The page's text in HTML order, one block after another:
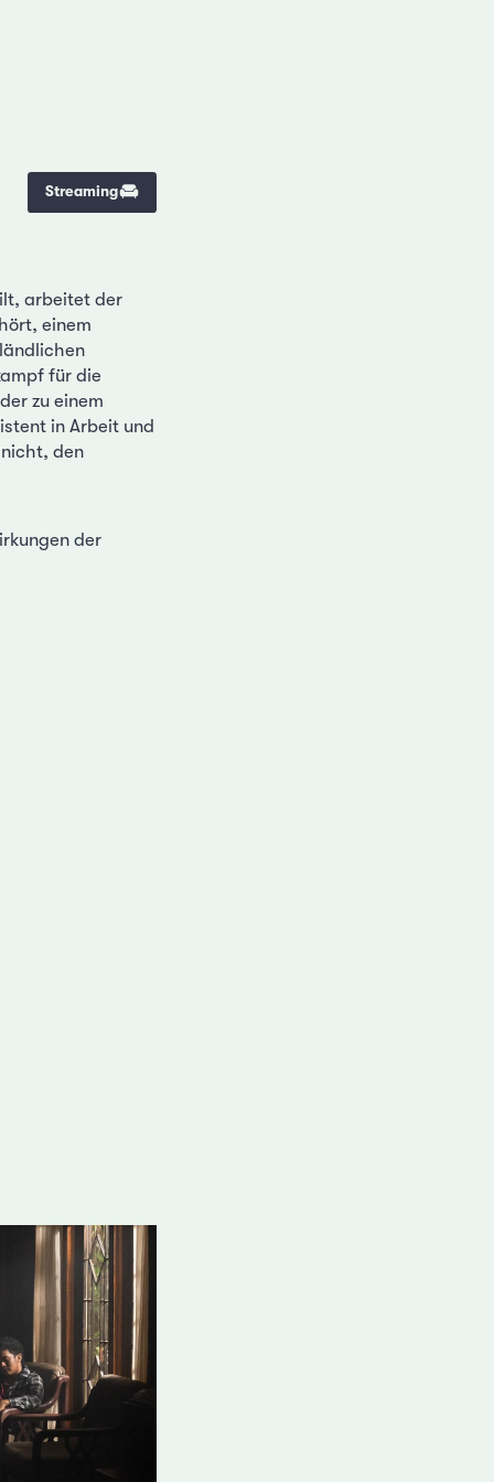
Streaming
arbeitet der
einem
für die
zu einem
in Arbeit und
den
der